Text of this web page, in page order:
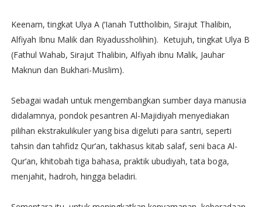
Keenam, tingkat Ulya A (‘Ianah Tuttholibin, Sirajut Thalibin,
Alfiyah Ibnu Malik dan Riyadussholihin). Ketujuh, tingkat Ulya B
(Fathul Wahab, Sirajut Thalibin, Alfiyah ibnu Malik, Jauhar
Maknun dan Bukhari-Muslim).
Sebagai wadah untuk mengembangkan sumber daya manusia
didalamnya, pondok pesantren Al-Majidiyah menyediakan
pilihan ekstrakulikuler yang bisa digeluti para santri, seperti
tahsin dan tahfidz Qur’an, takhasus kitab salaf, seni baca Al-
Qur’an, khitobah tiga bahasa, praktik ubudiyah, tata boga,
menjahit, hadroh, hingga beladiri.